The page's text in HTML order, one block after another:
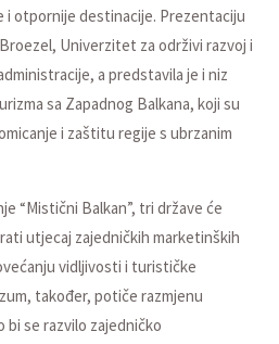
i otpornije destinacije. Prezentaciju
Univerzitet za održivi razvoj i
a predstavila je i niz
sa Zapadnog Balkana, koji su
i zaštitu regije s ubrzanim
“Mistični Balkan”, tri države će
utjecaj zajedničkih marketinških
vidljivosti i turističke
također, potiče razmjenu
bi se razvilo zajedničko